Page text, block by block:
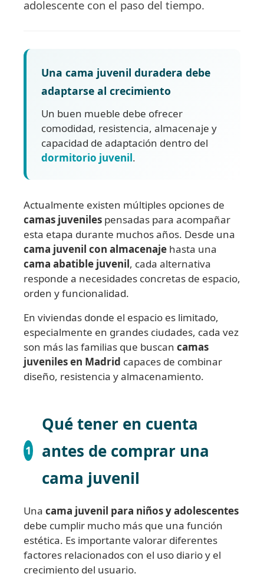
adolescente con el paso del tiempo.
Una cama juvenil duradera debe
adaptarse al crecimiento
Un buen mueble debe ofrecer
comodidad, resistencia, almacenaje y
capacidad de adaptación dentro del
dormitorio juvenil.
Actualmente existen múltiples opciones de
camas juveniles pensadas para acompañar
esta etapa durante muchos años. Desde una
cama juvenil con almacenaje hasta una
cama abatible juvenil, cada alternativa
responde a necesidades concretas de espacio,
orden y funcionalidad.
En viviendas donde el espacio es limitado,
especialmente en grandes ciudades, cada vez
son más las familias que buscan camas
juveniles en Madrid capaces de combinar
diseño, resistencia y almacenamiento.
1
Qué tener en cuenta
antes de comprar una
cama juvenil
Una cama juvenil para niños y adolescentes
debe cumplir mucho más que una función
estética. Es importante valorar diferentes
factores relacionados con el uso diario y el
crecimiento del usuario.